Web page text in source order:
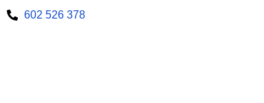
602 526 378